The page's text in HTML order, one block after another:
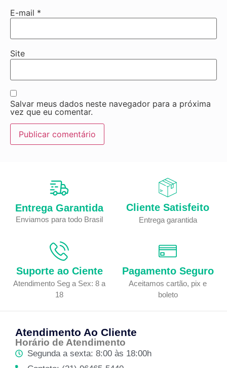
E-mail *
Site
Salvar meus dados neste navegador para a próxima
vez que eu comentar.
Entrega Garantida
Enviamos para todo Brasil
Cliente Satisfeito
Entrega garantida
Suporte ao Ciente
Atendimento Seg a Sex: 8 a
18
Pagamento Seguro
Aceitamos cartão, pix e
boleto
Atendimento Ao Cliente
Horário de Atendimento
Segunda a sexta: 8:00 às 18:00h